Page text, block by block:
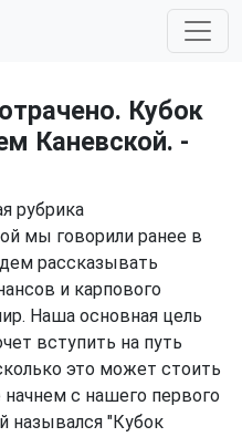
Кубок
Каневской. -
рубрика
мы говорили ранее в
рассказывать
и карпового
Наша основная цель
вступить на путь
это может стоить
с нашего первого
назывался "Кубок